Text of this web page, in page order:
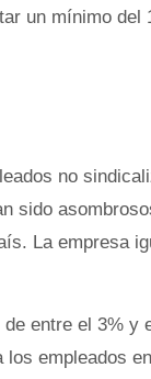
un mínimo
no
sido
La empresa
entre el 3% y
empleados